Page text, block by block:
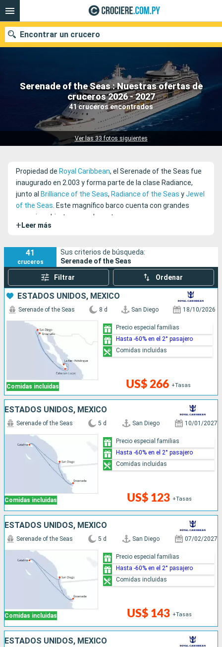
Serenade of the Seas : Nuestras ofertas de
cruceros 2026 - 2027
41 cruceros encontrados
Ver las 33 fotos siguientes
Encontrar un crucero
Nuestros destinos
Fecha de salida
Propiedad de Royal Caribbean, el Serenade of the Seas fue
inaugurado en 2.003 y forma parte de la clase Radiance,
junto al Brilliance of the Seas, Radiance of the Seas yJewel
of the Seas. Este magnífico barco cuenta con grandes
espacios abiertos y un elegante casco.
+ Leer más
41
cruceros
Sus criterios de búsqueda:
Serenade of the Seas
Filtrar Ordenar
ESTADOS UNIDOS, MÉXICO
Comidas incluidas
Serenade of the Seas 8 d San Diego 18/10/2026
US$ 266 +Tasas
Precio especial familias
Hasta -60% en el 2° pasajero
Comidas incluidas
ESTADOS UNIDOS, MÉXICO
Comidas incluidas
Serenade of the Seas 5 d San Diego 10/01/2027
US$ 123 +Tasas
Precio especial familias
Hasta -60% en el 2° pasajero
Comidas incluidas
ESTADOS UNIDOS, MÉXICO
Comidas incluidas
Serenade of the Seas 5 d San Diego 07/02/2027
US$ 143 +Tasas
Precio especial familias
Hasta -60% en el 2° pasajero
Comidas incluidas
ESTADOS UNIDOS, MÉXICO